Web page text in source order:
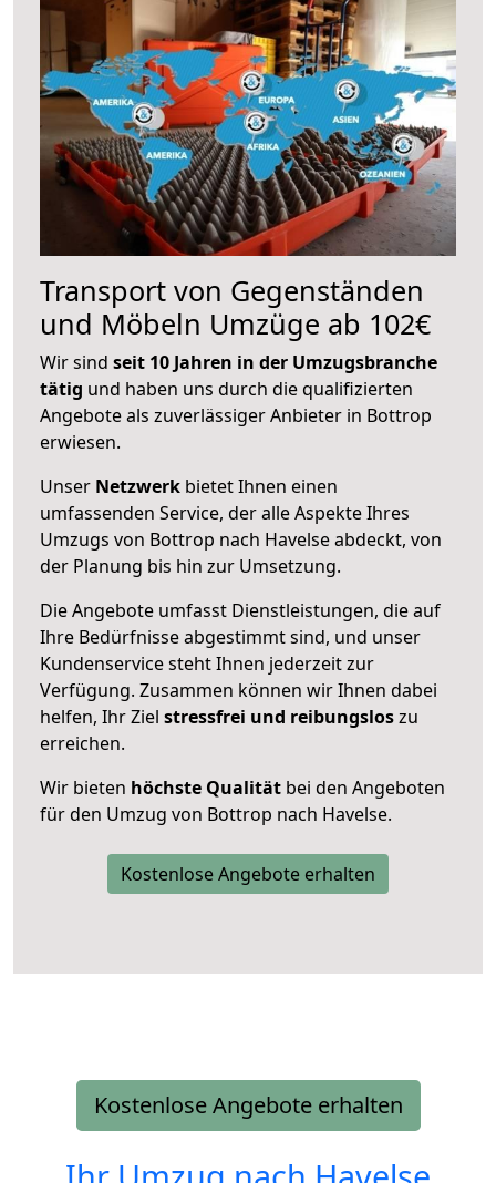
Transport von Gegenständen
und Möbeln Umzüge ab 102€
Wir sind seit 10 Jahren in der Umzugsbranche
tätig und haben uns durch die qualifizierten
Angebote als zuverlässiger Anbieter in Bottrop
erwiesen.
Unser Netzwerk bietet Ihnen einen
umfassenden Service, der alle Aspekte Ihres
Umzugs von Bottrop nach Havelse abdeckt, von
der Planung bis hin zur Umsetzung.
Die Angebote umfasst Dienstleistungen, die auf
Ihre Bedürfnisse abgestimmt sind, und unser
Kundenservice steht Ihnen jederzeit zur
Verfügung. Zusammen können wir Ihnen dabei
helfen, Ihr Ziel stressfrei und reibungsloszu
erreichen.
Wir bieten höchste Qualität bei den Angeboten
für den Umzug von Bottrop nach Havelse.
Kostenlose Angebote erhalten
Kostenlose Angebote erhalten